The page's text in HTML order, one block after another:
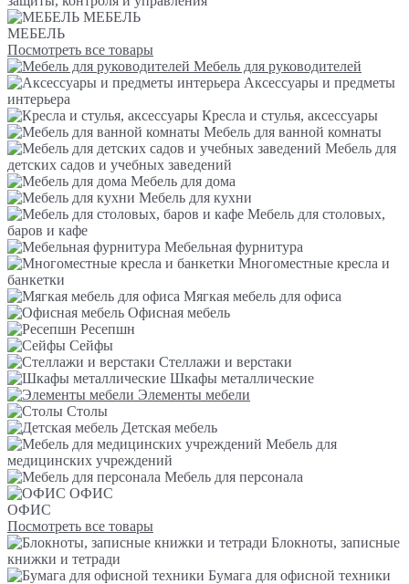
МЕБЕЛЬ
МЕБЕЛЬ
Посмотреть все товары
Мебель для руководителей
Аксессуары и предметы
интерьера
Кресла и стулья, аксессуары
Мебель для ванной комнаты
Мебель для
детских садов и учебных заведений
Мебель для дома
Мебель для кухни
Мебель для столовых,
баров и кафе
Мебельная фурнитура
Многоместные кресла и
банкетки
Мягкая мебель для офиса
Офисная мебель
Ресепшн
Сейфы
Стеллажи и верстаки
Шкафы металлические
Элементы мебели
Столы
Детская мебель
Мебель для
медицинских учреждений
Мебель для персонала
ОФИС
ОФИС
Посмотреть все товары
Блокноты, записные
книжки и тетради
Бумага для офисной техники